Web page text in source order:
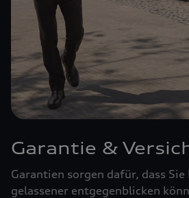
Garantie &
Garantien sorgen dafür, dass Sie
gelassener entgegenblicken